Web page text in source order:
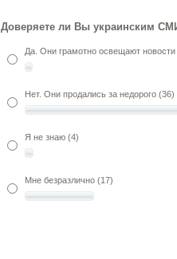
Доверяете ли Вы украинским
Да. Они грамотно освещают
Нет. Они продались за недорого (36)
Я не знаю (4)
Мне безразлично (17)